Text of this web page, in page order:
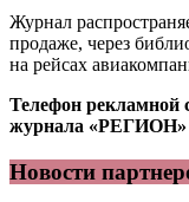
Журнал
продаже, через
на рейсах
Телефон рекламной
журнала «РЕГИОН»
Новости